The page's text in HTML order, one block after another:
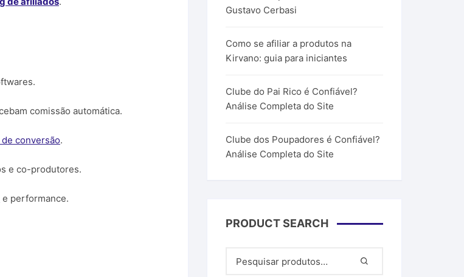
comissão automática.
de conversão.
e co-produtores.
e performance.
Gustavo Cerbasi
Como se afiliar a produtos na
Kirvano: guia para iniciantes
Clube do Pai Rico é Confiável?
Análise Completa do Site
Clube dos Poupadores é Confiável?
Análise Completa do Site
PRODUCT SEARCH